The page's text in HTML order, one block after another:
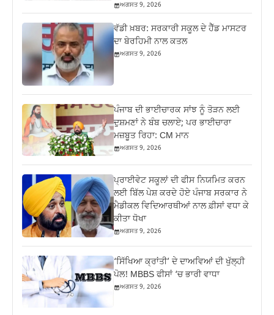
ਅਗਸਤ 9, 2026
ਵੱਡੀ ਖ਼ਬਰ: ਸਰਕਾਰੀ ਸਕੂਲ ਦੇ ਹੈੱਡ ਮਾਸਟਰ
ਦਾ ਬੇਰਹਿਮੀ ਨਾਲ ਕਤਲ
ਅਗਸਤ 9, 2026
ਪੰਜਾਬ ਦੀ ਭਾਈਚਾਰਕ ਸਾਂਝ ਨੂੰ ਤੋੜਨ ਲਈ
ਦੁਸ਼ਮਣਾਂ ਨੇ ਬੰਬ ਚਲਾਏ; ਪਰ ਭਾਈਚਾਰਾ
ਮਜ਼ਬੂਤ ਰਿਹਾ: CM ਮਾਨ
ਅਗਸਤ 9, 2026
ਪ੍ਰਾਈਵੇਟ ਸਕੂਲਾਂ ਦੀ ਫੀਸ ਨਿਯਮਿਤ ਕਰਨ
ਲਈ ਬਿੱਲ ਪੇਸ਼ ਕਰਦੇ ਹੋਏ ਪੰਜਾਬ ਸਰਕਾਰ ਨੇ
ਮੈਡੀਕਲ ਵਿਦਿਆਰਥੀਆਂ ਨਾਲ ਫ਼ੀਸਾਂ ਵਧਾ ਕੇ
ਕੀਤਾ ਧੋਖਾ
ਅਗਸਤ 9, 2026
‘ਸਿੱਖਿਆ ਕ੍ਰਾਂਤੀ’ ਦੇ ਦਾਅਵਿਆਂ ਦੀ ਖੁੱਲ੍ਹੀ
ਪੋਲ! MBBS ਫੀਸਾਂ ‘ਚ ਭਾਰੀ ਵਾਧਾ
ਅਗਸਤ 9, 2026